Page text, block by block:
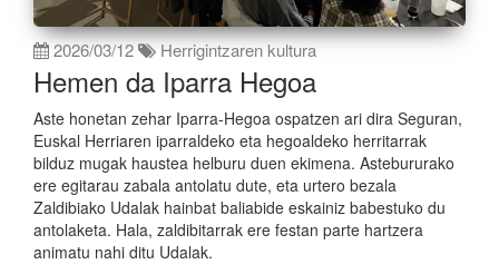
2026/03/12 Herrigintzaren kultura
Hemen da Iparra Hegoa
Aste honetan zehar Iparra-Hegoa ospatzen ari dira Seguran,
Euskal Herriaren iparraldeko eta hegoaldeko herritarrak
bilduz mugak haustea helburu duen ekimena. Astebururako
ere egitarau zabala antolatu dute, eta urtero bezala
Zaldibiako Udalak hainbat baliabide eskainiz babestuko du
antolaketa. Hala, zaldibitarrak ere festan parte hartzera
animatu nahi ditu Udalak.